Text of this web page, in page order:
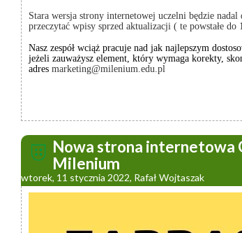
Stara wersja strony internetowej uczelni będzie
przeczytać wpisy sprzed aktualizacji ( te powstałe do
Nasz zespół wciąż pracuje nad jak najlepszym
jeżeli zauważysz element, który wymaga korekty,
adres marketing@milenium.edu.pl
Nowa strona internetowa
Milenium
wtorek, 11 stycznia 2022, Rafał Wojtaszak